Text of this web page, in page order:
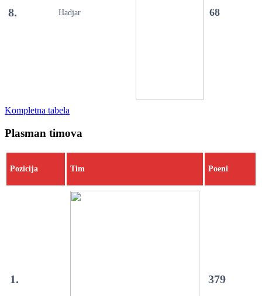
8. Hadjar 68
Kompletna tabela
Plasman timova
Pozicija Tim Poeni
1. 379